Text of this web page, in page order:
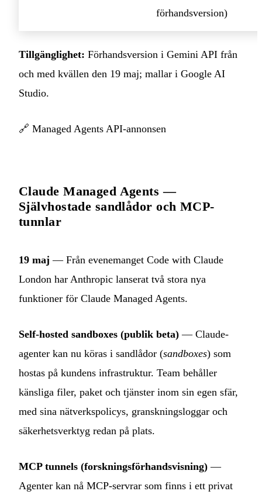
förhandsversion)
Tillgänglighet: Förhandsversion i Gemini API från
och med kvällen den 19 maj; mallar i Google AI
Studio.
🔗 Managed Agents API-annonsen
Claude Managed Agents —
Självhostade sandlådor och MCP-
tunnlar
19 maj — Från evenemanget Code with Claude
London har Anthropic lanserat två stora nya
funktioner för Claude Managed Agents.
Self-hosted sandboxes (publik beta) — Claude-
agenter kan nu köras i sandlådor (sandboxes) som
hostas på kundens infrastruktur. Team behåller
känsliga filer, paket och tjänster inom sin egen sfär,
med sina nätverkspolicys, granskningsloggar och
säkerhetsverktyg redan på plats.
MCP tunnels (forskningsförhandsvisning) —
Agenter kan nå MCP-servrar som finns i ett privat